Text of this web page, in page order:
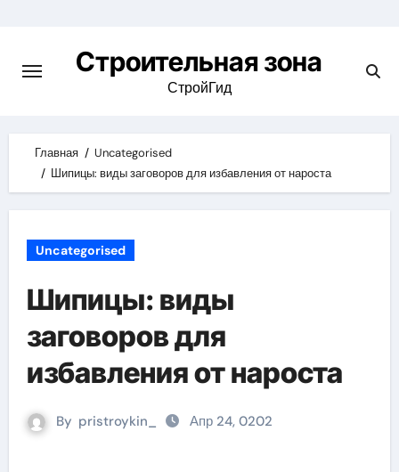
content
Строительная зона
СтройГид
Главная
Uncategorised
Шипицы: виды заговоров для избавления от нароста
Uncategorised
Шипицы: виды
заговоров для
избавления от нароста
By pristroykin_ Апр 24, 0202